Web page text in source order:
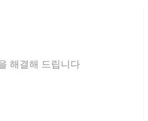
해결해 드립니다